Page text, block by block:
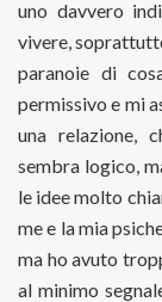
uno davvero
vivere,
paranoie di
permissivo e mi
una relazione,
sembra logico,
le idee molto
me e la mia
ma ho avuto
al minimo